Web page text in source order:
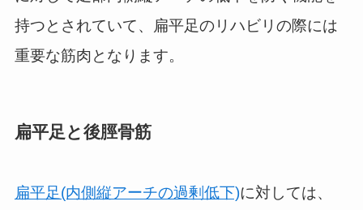
持つとされていて、扁平足のリハビリの際には
重要な筋肉となります。
扁平足と後脛骨筋
扁平足(内側縦アーチの過剰低下)に対しては、